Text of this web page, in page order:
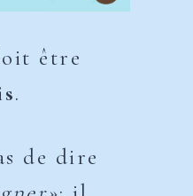
être
.
de dire